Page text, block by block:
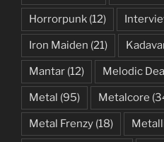
Horrorpunk (12)
Iron Maiden (21)
Mantar (12) Melodic
Metal (95) Metalcore
Metal Frenzy (18)